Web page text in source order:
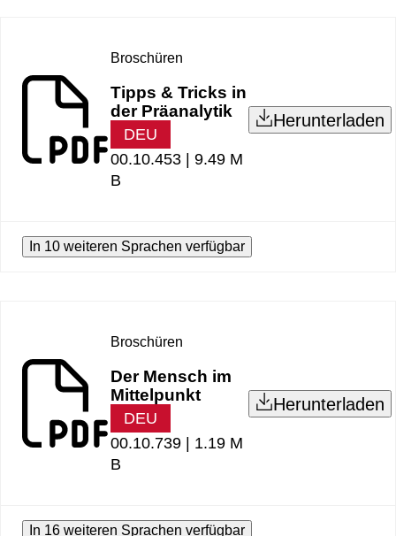
Broschüren
Tipps & Tricks in
der Präanalytik
DEU
00.10.453 | 9.49 M
B
Herunterladen
In 10 weiteren Sprachen verfügbar
Broschüren
Der Mensch im
Mittelpunkt
DEU
00.10.739 | 1.19 M
B
Herunterladen
In 16 weiteren Sprachen verfügbar